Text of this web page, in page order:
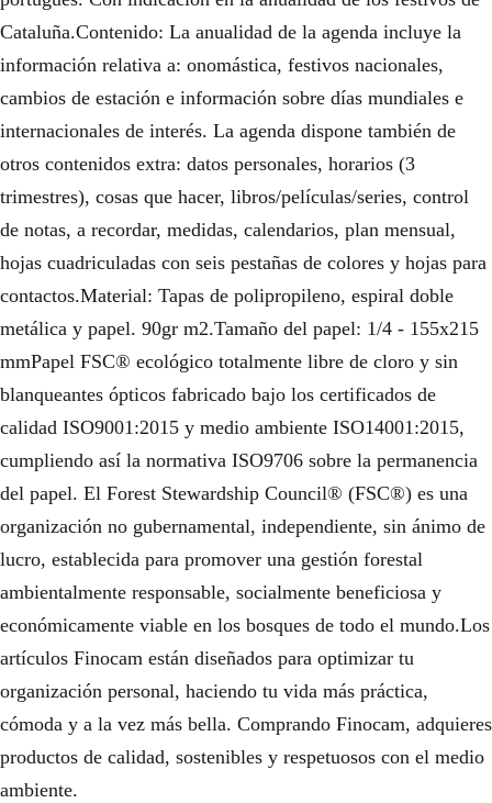
Cataluña.Contenido: La anualidad de la agenda incluye la
información relativa a: onomástica, festivos nacionales,
cambios de estación e información sobre días mundiales e
internacionales de interés. La agenda dispone también de
otros contenidos extra: datos personales, horarios (3
trimestres), cosas que hacer, libros/películas/series, control
de notas, a recordar, medidas, calendarios, plan mensual,
hojas cuadriculadas con seis pestañas de colores y hojas para
contactos.Material: Tapas de polipropileno, espiral doble
metálica y papel. 90gr m2.Tamaño del papel: 1/4 - 155x215
mmPapel FSC® ecológico totalmente libre de cloro y sin
blanqueantes ópticos fabricado bajo los certificados de
calidad ISO9001:2015 y medio ambiente ISO14001:2015,
cumpliendo así la normativa ISO9706 sobre la permanencia
del papel. El Forest Stewardship Council® (FSC®) es una
organización no gubernamental, independiente, sin ánimo de
lucro, establecida para promover una gestión forestal
ambientalmente responsable, socialmente beneficiosa y
económicamente viable en los bosques de todo el mundo.Los
artículos Finocam están diseñados para optimizar tu
organización personal, haciendo tu vida más práctica,
cómoda y a la vez más bella. Comprando Finocam, adquieres
productos de calidad, sostenibles y respetuosos con el medio
ambiente.